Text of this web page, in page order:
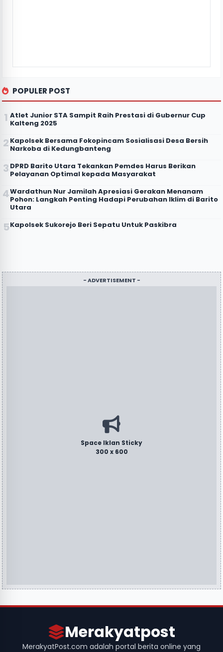
POPULER POST
Atlet Junior STA Sampit Raih Prestasi di Gubernur Cup
Kalteng 2025
Kapolsek Bersama Fokopincam Sosialisasi Desa Bersih
Narkoba di Kedungbanteng
DPRD Barito Utara Tekankan Pemdes Harus Berikan
Pelayanan Optimal kepada Masyarakat
Wardathun Nur Jamilah Apresiasi Gerakan Menanam
Pohon: Langkah Penting Hadapi Perubahan Iklim di Barito
Utara
Kapolsek Sukorejo Beri Sepatu Untuk Paskibra
- ADVERTISEMENT -
Space Iklan Sticky
300 x 600
Merakyatpost
MerakyatPost.com adalah portal berita online yang